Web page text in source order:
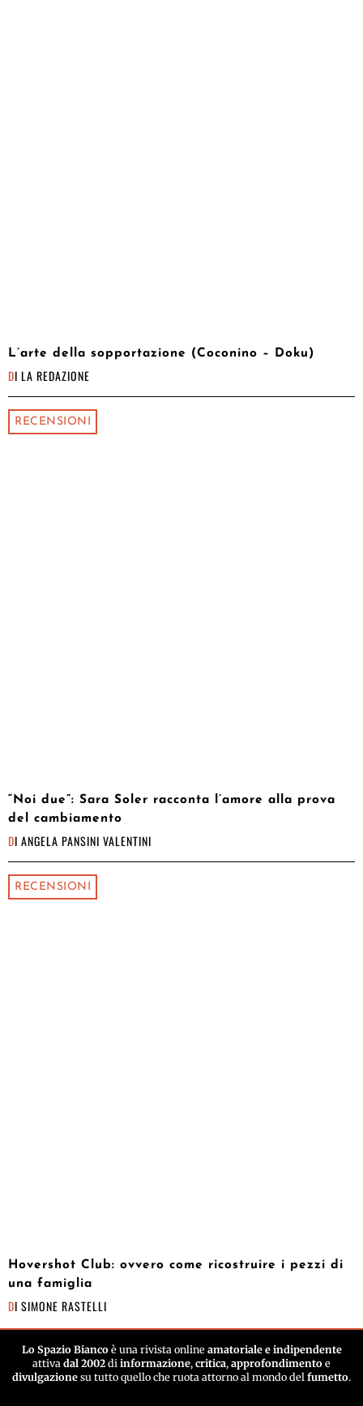
L’arte della sopportazione (Coconino – Doku)
DI LA REDAZIONE
RECENSIONI
“Noi due”: Sara Soler racconta l’amore alla prova
del cambiamento
DI ANGELA PANSINI VALENTINI
RECENSIONI
Hovershot Club: ovvero come ricostruire i pezzi di
una famiglia
DI SIMONE RASTELLI
Lo Spazio Biancoè una rivista online amatoriale e indipendente
attiva dal 2002 di informazione, critica, approfondimento e
divulgazione su tutto quello che ruota attorno al mondo del fumetto.